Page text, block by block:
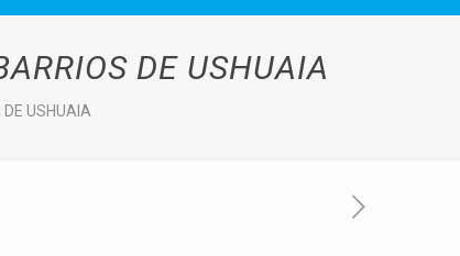
DE USHUAIA
DE USHUAIA